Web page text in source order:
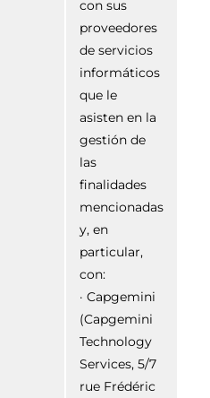
con sus
proveedores
de servicios
informáticos
que le
asisten en la
gestión de
las
finalidades
mencionadas
y, en
particular,
con:
· Capgemini
(Capgemini
Technology
Services, 5/7
rue Frédéric